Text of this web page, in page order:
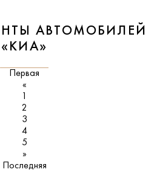
АВТОМОБИЛЕЙ
«КИА»
Первая
«
2
3
4
5
»
Последняя